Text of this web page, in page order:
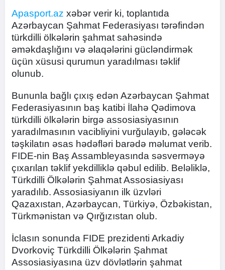
Apasport.az xəbər verir ki, toplantıda
Azərbaycan Şahmat Federasiyası tərəfindən
türkdilli ölkələrin şahmat sahəsində
əməkdaşlığını və əlaqələrini gücləndirmək
üçün xüsusi qurumun yaradılması təklif
olunub.
Bununla bağlı çıxış edən Azərbaycan Şahmat
Federasiyasının baş katibi İlahə Qədimova
türkdilli ölkələrin birgə assosiasiyasının
yaradılmasının vacibliyini vurğulayıb, gələcək
təşkilatın əsas hədəfləri barədə məlumat verib.
FIDE-nin Baş Assambleyasında səsverməyə
çıxarılan təklif yekdilliklə qəbul edilib. Beləliklə,
Türkdilli Ölkələrin Şahmat Assosiasiyası
yaradılıb. Assosiasiyanın ilk üzvləri
Qazaxıstan, Azərbaycan, Türkiyə, Özbəkistan,
Türkmənistan və Qırğızıstan olub.
İclasın sonunda FIDE prezidenti Arkadiy
Dvorkoviç Türkdilli Ölkələrin Şahmat
Assosiasiyasına üzv dövlətlərin şahmat